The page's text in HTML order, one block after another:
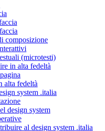
composizione
(microtesti)
in alta fedeltà
alta fedeltà
system .italia
design system
al design system .italia